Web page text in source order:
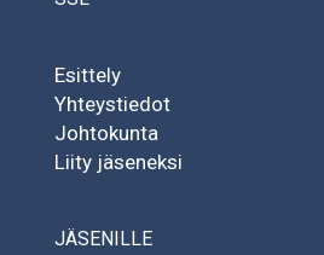
Esittely
Yhteystiedot
Johtokunta
Liity jäseneksi
JÄSENILLE